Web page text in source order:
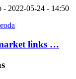
- 2022-05-24 - 14:50
links …